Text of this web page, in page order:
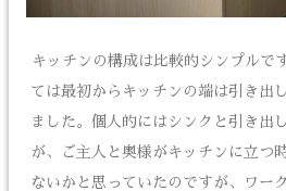
キッチンの構成は比較的シンプルで
ては最初からキッチンの端は引き出
ました。個人的にはシンクと引き出
が、ご主人と奥様がキッチンに立つ
ないかと思っていたのですが、ワー